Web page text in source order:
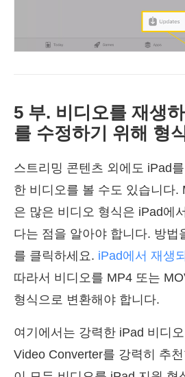
5 부. 비디오를 재생
를 수정하기 위해 형
스트리밍 콘텐츠 외에도 iPad
한 비디오를 볼 수도 있습니다.
은 많은 비디오 형식은 iPad에
다는 점을 알아야 합니다. 방법
를 클릭하세요. iPad에서 재생
따라서 비디오를 MP4 또는
형식으로 변환해야 합니다.
여기에서는 강력한 iPad 비디
Video Converter를 강력히 추